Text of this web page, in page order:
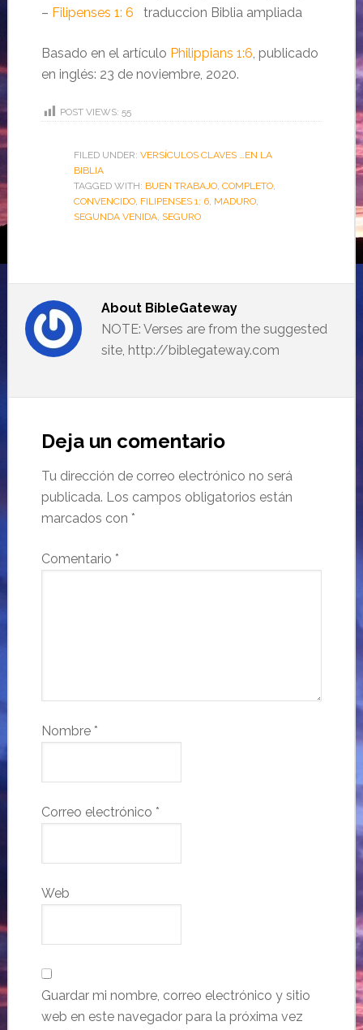
– Filipenses 1: 6 traduccion Biblia ampliada
Basado en el artículo Philippians 1:6, publicado
en inglés: 23 de noviembre, 2020.
POST VIEWS: 55
FILED UNDER: VERSÍCULOS CLAVES …EN LA
BIBLIA
TAGGED WITH: BUEN TRABAJO, COMPLETO,
CONVENCIDO, FILIPENSES 1: 6, MADURO,
SEGUNDA VENIDA, SEGURO
About BibleGateway
NOTE: Verses are from the suggested
site, http://biblegateway.com
Deja un comentario
Tu dirección de correo electrónico no será
publicada. Los campos obligatorios están
marcados con *
Comentario *
Nombre *
Correo electrónico *
Web
Guardar mi nombre, correo electrónico y sitio
web en este navegador para la próxima vez